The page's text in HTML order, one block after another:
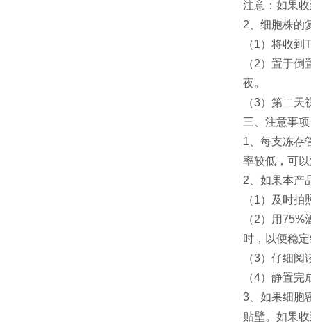
注意：如果
2、细胞株的
（1）将收
（2）置于
夜。
（3）第二
三、注意事项
1、每支冻存
率较低，可
2、如果本产
（1）及时
（2）用
时，以便稳
（3）仔细
（4）静置
3、如果细胞
贴壁。如果